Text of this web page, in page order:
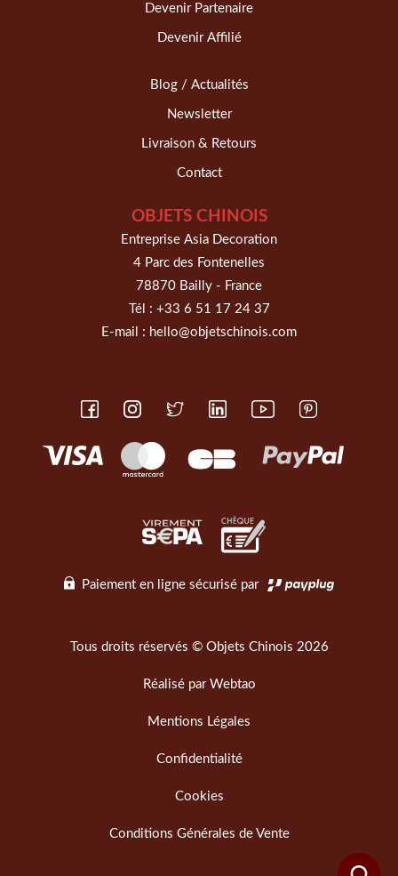
Devenir Partenaire
Devenir Affilié
Blog / Actualités
Newsletter
Livraison & Retours
Contact
OBJETS CHINOIS
Entreprise Asia Decoration
4 Parc des Fontenelles
78870 Bailly - France
Tél : +33 6 51 17 24 37
E-mail : hello@objetschinois.com
Paiement en ligne sécurisé par
Tous droits réservés © Objets Chinois 2026
Réalisé par Webtao
Mentions Légales
Confidentialité
Cookies
Conditions Générales de Vente